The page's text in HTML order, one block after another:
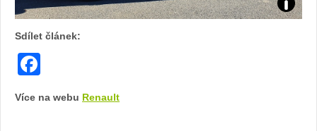
Zdroj:
Sdílet článek:
Více na webu Renault